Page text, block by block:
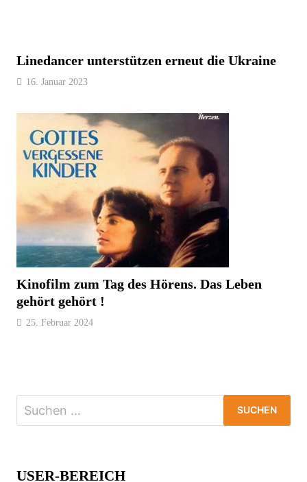
Linedancer unterstützen erneut die Ukraine
16. Januar 2023
Kinofilm zum Tag des Hörens. Das Leben
gehört gehört !
25. Februar 2024
Suchen
USER-BEREICH